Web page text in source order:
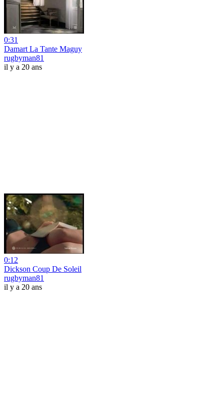
0:31
Damart La Tante Maguy
rugbyman81
il y a 20 ans
0:12
Dickson Coup De Soleil
rugbyman81
il y a 20 ans